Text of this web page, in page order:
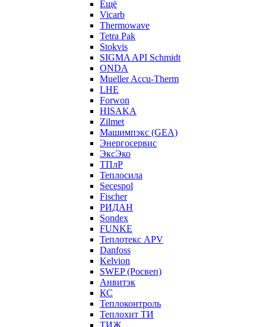
Ещё
Vicarb
Thermowave
Tetra Pak
Stokvis
SIGMA API Schmidt
ONDA
Mueller Accu-Therm
LHE
Forwon
HISAKA
Zilmet
Машимпэкс (GEA)
Энергосервис
ЭксЭко
ТПлР
Теплосила
Secespol
Fischer
РИДАН
Sondex
FUNKE
Теплотекс APV
Danfoss
Kelvion
SWEP (Росвеп)
Анвитэк
КС
Теплоконтроль
Теплохит ТИ
ТИЖ